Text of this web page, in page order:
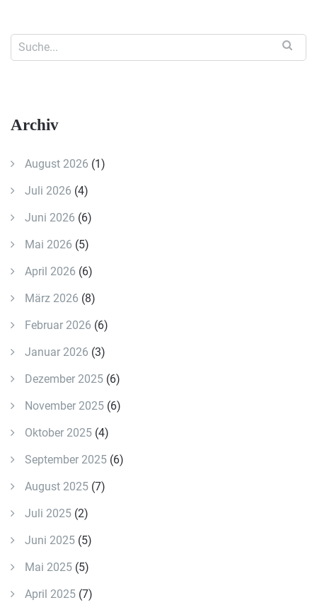
Archiv
August 2026 (1)
Juli 2026 (4)
Juni 2026 (6)
Mai 2026 (5)
April 2026 (6)
März 2026 (8)
Februar 2026 (6)
Januar 2026 (3)
Dezember 2025 (6)
November 2025 (6)
Oktober 2025 (4)
September 2025 (6)
August 2025 (7)
Juli 2025 (2)
Juni 2025 (5)
Mai 2025 (5)
April 2025 (7)